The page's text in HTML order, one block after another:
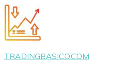
Saltar
al
contenido
TRADINGBASICO.COM